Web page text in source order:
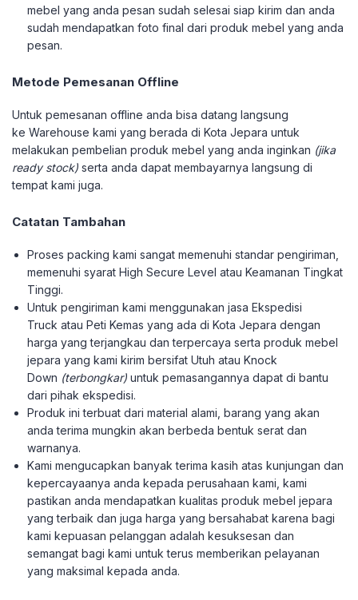
mebel yang anda pesan sudah selesai siap kirim dan anda
sudah mendapatkan foto final dari produk mebel yang anda
pesan.
Metode Pemesanan Offline
Untuk pemesanan offline anda bisa datang langsung
ke Warehouse kami yang berada di Kota Jepara untuk
melakukan pembelian produk mebel yang anda inginkan (jika
ready stock) serta anda dapat membayarnya langsung di
tempat kami juga.
Catatan Tambahan
Proses packing kami sangat memenuhi standar pengiriman,
memenuhi syarat High Secure Level atau Keamanan Tingkat
Tinggi.
Untuk pengiriman kami menggunakan jasa Ekspedisi
Truck atau Peti Kemas yang ada di Kota Jepara dengan
harga yang terjangkau dan terpercaya serta produk mebel
jepara yang kami kirim bersifat Utuh atau Knock
Down (terbongkar) untuk pemasangannya dapat di bantu
dari pihak ekspedisi.
Produk ini terbuat dari material alami, barang yang akan
anda terima mungkin akan berbeda bentuk serat dan
warnanya.
Kami mengucapkan banyak terima kasih atas kunjungan dan
kepercayaanya anda kepada perusahaan kami, kami
pastikan anda mendapatkan kualitas produk mebel jepara
yang terbaik dan juga harga yang bersahabat karena bagi
kami kepuasan pelanggan adalah kesuksesan dan
semangat bagi kami untuk terus memberikan pelayanan
yang maksimal kepada anda.